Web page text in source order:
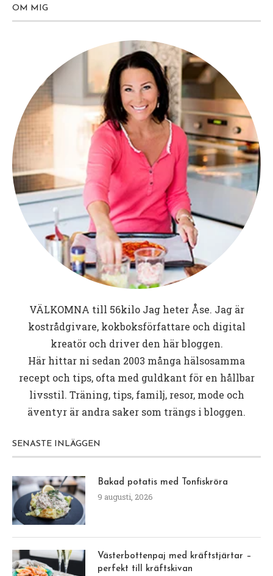
OM MIG
VÄLKOMNA till 56kiloJag heter Åse. Jag är
kostrådgivare, kokboksförfattare och digital
kreatör och driver den här bloggen.
Här hittar ni sedan 2003 många hälsosamma
recept och tips, ofta med guldkant för en hållbar
livsstil. Träning, tips, familj, resor, mode och
äventyr är andra saker som trängs i bloggen.
SENASTE INLÄGGEN
Bakad potatis med Tonfiskröra
9 augusti, 2026
Västerbottenpaj med kräftstjärtar –
perfekt till kräftskivan